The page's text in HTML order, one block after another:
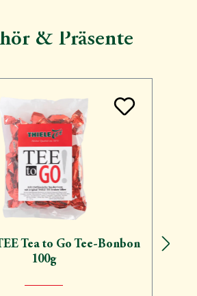
& Präsente
Tea to Go Tee-Bonbon
100g